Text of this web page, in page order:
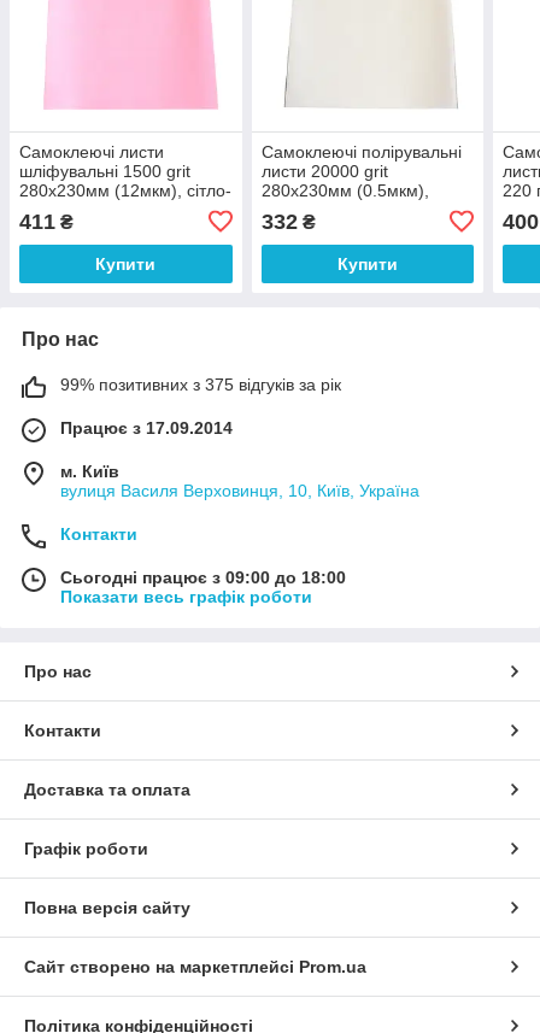
Самоклеючі листи
шліфувальні 1500 grit
280х230мм (12мкм), сітло-
411 ₴
Купити
Самоклеючі полірувальні
листи 20000 grit
280х230мм (0.5мкм),
332₴
Купити
220
400
Про нас
99% позитивних з 375 відгуків за рік
Працює з 17.09.2014
м. Київ
вулиця Василя Верховинця, 10, Київ, Україна
Контакти
Сьогодні працює з 09:00 до 18:00
Показати весь графік роботи
Про нас
Контакти
Доставка та оплата
Графік роботи
Повна версія сайту
Сайт створено на маркетплейсі Prom.ua
Політика конфіденційності